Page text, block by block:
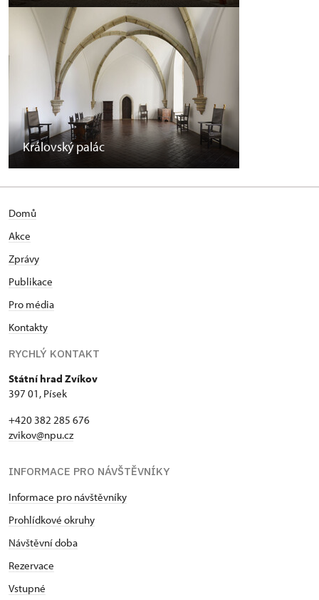
Královský palác
Domů
Akce
Zprávy
Publikace
Pro média
Kontakty
RYCHLÝ KONTAKT
Státní hrad Zvíkov
397 01, Písek
+420 382 285 676
zvikov@npu.cz
INFORMACE PRO NÁVŠTĚVNÍKY
Informace pro návštěvníky
Prohlídkové okruhy
Návštěvní doba
Rezervace
Vstupné